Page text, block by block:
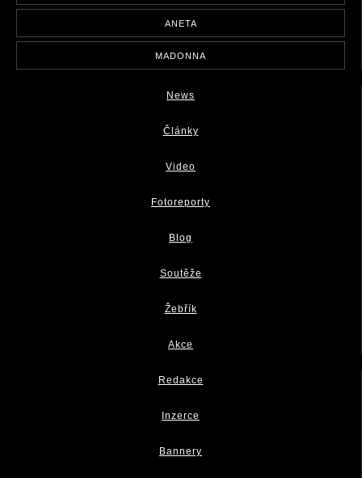
ANETA
MADONNA
News
Články
Video
Fotoreporty
Blog
Soutěže
Žebřík
Akce
Redakce
Inzerce
Bannery